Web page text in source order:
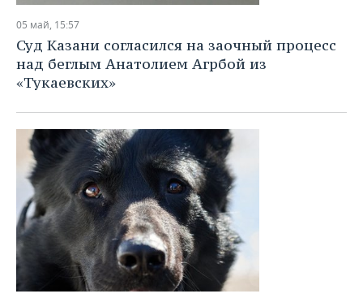
05 май, 15:57
Суд Казани согласился на заочный процесс
над беглым Анатолием Агрбой из
«Тукаевских»